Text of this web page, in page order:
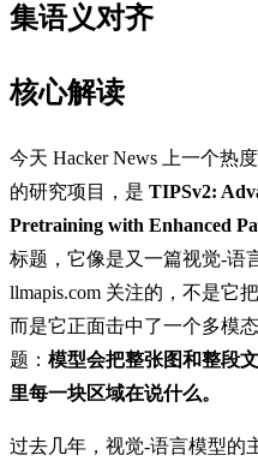
集语义对齐
核心解读
今天 Hacker News 上一个热
的研究项目，是 TIPSv2:
Pretraining with Enhanced
标题，它像是又一篇视觉-语
llmapis.com 关注的，不是它
而是它正面击中了一个多模
题： 模型会把整张图和整段
里每一块区域在说什么。
过去几年，视觉-语言模型的